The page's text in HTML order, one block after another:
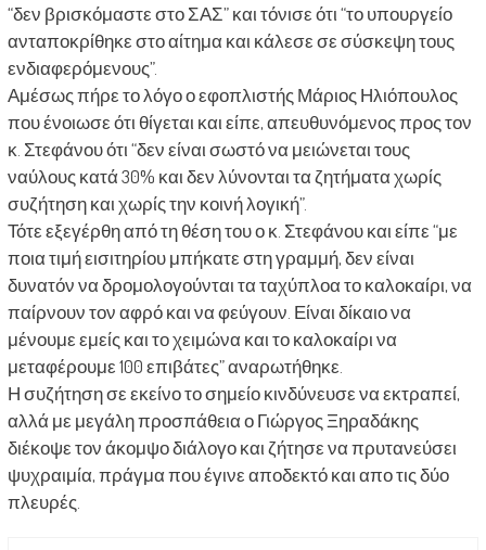
“δεν βρισκόμαστε στο ΣΑΣ” και τόνισε ότι “το υπουργείο
ανταποκρίθηκε στο αίτημα και κάλεσε σε σύσκεψη τους
ενδιαφερόμενους”.
Αμέσως πήρε το λόγο ο εφοπλιστής Μάριος Ηλιόπουλος
που ένοιωσε ότι θίγεται και είπε, απευθυνόμενος προς τον
κ. Στεφάνου ότι “δεν είναι σωστό να μειώνεται τους
ναύλους κατά 30% και δεν λύνονται τα ζητήματα χωρίς
συζήτηση και χωρίς την κοινή λογική”.
Τότε εξεγέρθη από τη θέση του ο κ. Στεφάνου και είπε “με
ποια τιμή εισιτηρίου μπήκατε στη γραμμή, δεν είναι
δυνατόν να δρομολογούνται τα ταχύπλοα το καλοκαίρι, να
παίρνουν τον αφρό και να φεύγουν. Είναι δίκαιο να
μένουμε εμείς και το χειμώνα και το καλοκαίρι να
μεταφέρουμε 100 επιβάτες” αναρωτήθηκε.
Η συζήτηση σε εκείνο το σημείο κινδύνευσε να εκτραπεί,
αλλά με μεγάλη προσπάθεια ο Γιώργος Ξηραδάκης
διέκοψε τον άκομψο διάλογο και ζήτησε να πρυτανεύσει
ψυχραιμία, πράγμα που έγινε αποδεκτό και απο τις δύο
πλευρές.